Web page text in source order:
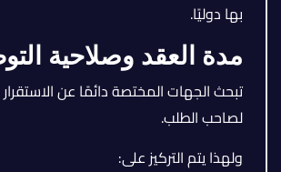
بها دوليًا.
مدة العقد وصلاحية
تبحث الجهات المختصة دائمًا عن
لصاحب الطلب.
ولهذا يتم التركيز على: